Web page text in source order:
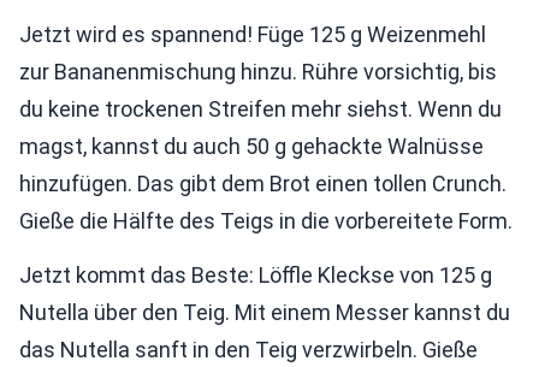
Jetzt wird es spannend! Füge 125 g Weizenmehl
zur Bananenmischung hinzu. Rühre vorsichtig, bis
du keine trockenen Streifen mehr siehst. Wenn du
magst, kannst du auch 50 g gehackte Walnüsse
hinzufügen. Das gibt dem Brot einen tollen Crunch.
Gieße die Hälfte des Teigs in die vorbereitete Form.
Jetzt kommt das Beste: Löffle Kleckse von 125 g
Nutella über den Teig. Mit einem Messer kannst du
das Nutella sanft in den Teig verzwirbeln. Gieße